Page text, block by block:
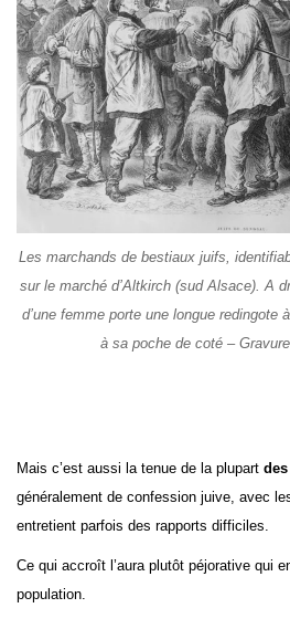
Les marchands de bestiaux juifs,
sur le marché d’Altkirch (sud Alsace). A
d’une femme porte une longue redingote
à sa poche de coté –
Mais c’est aussi la tenue de la plupart
généralement de confession juive, avec
entretient parfois des rapports difficiles.
Ce qui accroît l’aura plutôt péjorative qui
population.